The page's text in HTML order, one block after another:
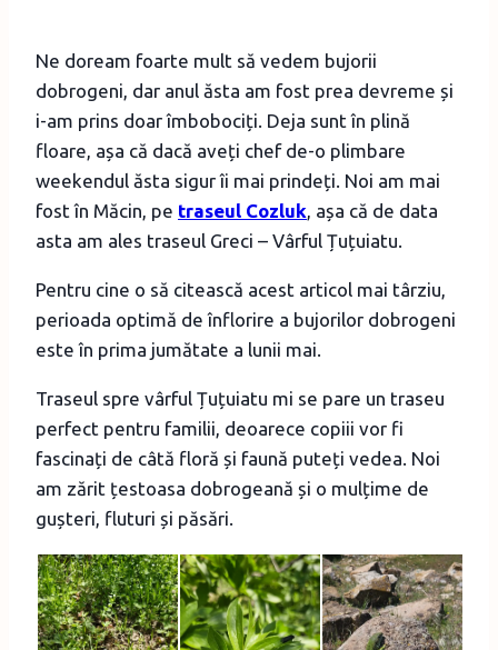
Ne doream foarte mult să vedem bujorii
dobrogeni, dar anul ăsta am fost prea devreme și
i-am prins doar îmbobociți. Deja sunt în plină
floare, așa că dacă aveți chef de-o plimbare
weekendul ăsta sigur îi mai prindeți. Noi am mai
fost în Măcin, pe traseul Cozluk, așa că de data
asta am ales traseul Greci – Vârful Țuțuiatu.
Pentru cine o să citească acest articol mai târziu,
perioada optimă de înflorire a bujorilor dobrogeni
este în prima jumătate a lunii mai.
Traseul spre vârful Țuțuiatu mi se pare un traseu
perfect pentru familii, deoarece copiii vor fi
fascinați de câtă floră și faună puteți vedea. Noi
am zărit țestoasa dobrogeană și o mulțime de
gușteri, fluturi și păsări.